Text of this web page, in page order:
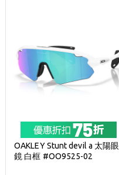
OAKLEY Stunt devil a 太陽眼
鏡 白框 #OO9525-02